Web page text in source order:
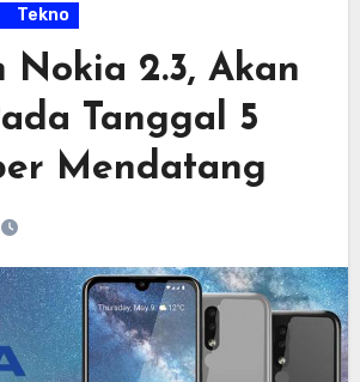
Tekno
Nokia 2.3, Akan
Tanggal 5
Mendatang